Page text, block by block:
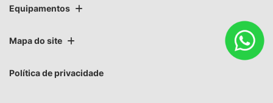
Equipamentos
Mapa do site
Política de privacidade